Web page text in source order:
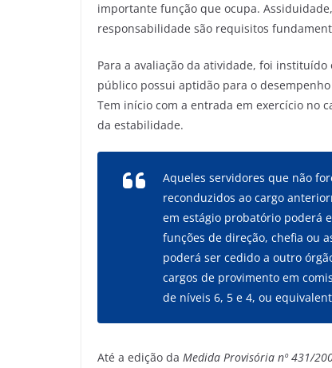
importante função que ocupa.
responsabilidade são requisitos
Para a avaliação da atividade, foi
público possui aptidão para o
Tem início com a entrada em exercício no
da estabilidade.
Aqueles servidores que não
reconduzidos ao cargo
em estágio probatório poderá
funções de direção, chefia ou
poderá ser cedido a outro
cargos de provimento em
de níveis 6, 5 e 4, ou
Até a edição da Medida Provisória nº 431/